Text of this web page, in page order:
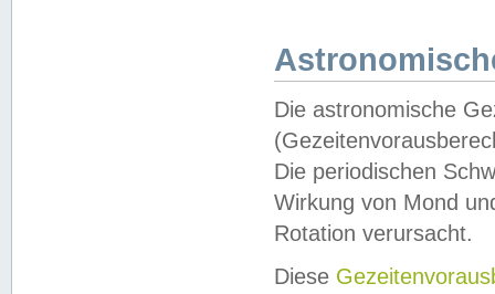
Die astronomische
Die periodischen
Wirkung von Mond
Rotation verursacht.
Diese